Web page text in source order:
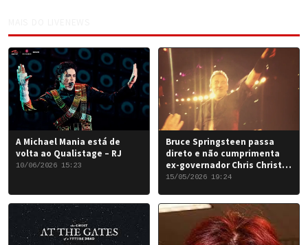
A Michael Mania está de
volta ao Qualistage – RJ
10/06/2026 15:23
Bruce Springsteen passa
direto e não cumprimenta
ex-governador Chris Christie
em Nova York
15/05/2026 19:24